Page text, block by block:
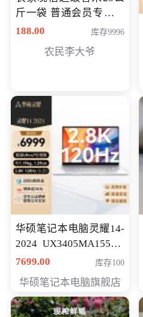
斤一袋 普通会员专享价
格178元
188.00 库存9996
农民李大爷
华硕笔记本电脑灵耀14-
2024 UX3405MA155夜
空蓝 oled 智慧轻薄本 会
7699.00 库存100
华硕笔记本电脑旗舰店